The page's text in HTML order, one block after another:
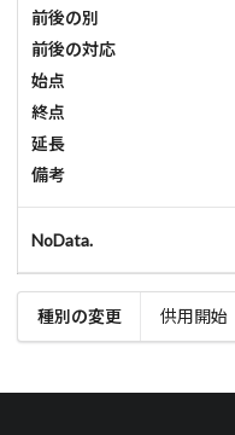
前後の別
前後の対応
始点
終点
延長
備考
NoData.
種別の変更 供用開始